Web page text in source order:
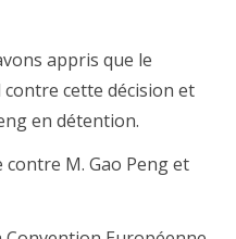
appris que le
cette décision et
en détention.
contre M. Gao Peng et